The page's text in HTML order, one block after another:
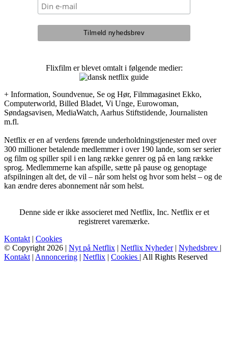
Flixfilm er blevet omtalt i følgende medier:
+ Information, Soundvenue, Se og Hør, Filmmagasinet Ekko,
Computerworld, Billed Bladet, Vi Unge, Eurowoman,
Søndagsavisen, MediaWatch, Aarhus Stiftstidende, Journalisten
m.fl.
Netflix er en af verdens førende underholdningstjenester med over
300 millioner betalende medlemmer i over 190 lande, som ser serier
og film og spiller spil i en lang række genrer og på en lang række
sprog. Medlemmerne kan afspille, sætte på pause og genoptage
afspilningen alt det, de vil – når som helst og hvor som helst – og de
kan ændre deres abonnement når som helst.
Denne side er ikke associeret med Netflix, Inc. Netflix er et
registreret varemærke.
Kontakt | Cookies
© Copyright 2026 | Nyt på Netflix | Netflix Nyheder| Nyhedsbrev |
Kontakt | Annoncering | Netflix | Cookies | All Rights Reserved